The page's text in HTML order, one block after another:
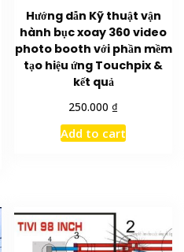
Hướng dẫn Kỹ thuật vận
hành bục xoay 360 video
photo booth với phần mềm
tạo hiệu ứng Touchpix &
kết quả
250.000 ₫
Add to cart